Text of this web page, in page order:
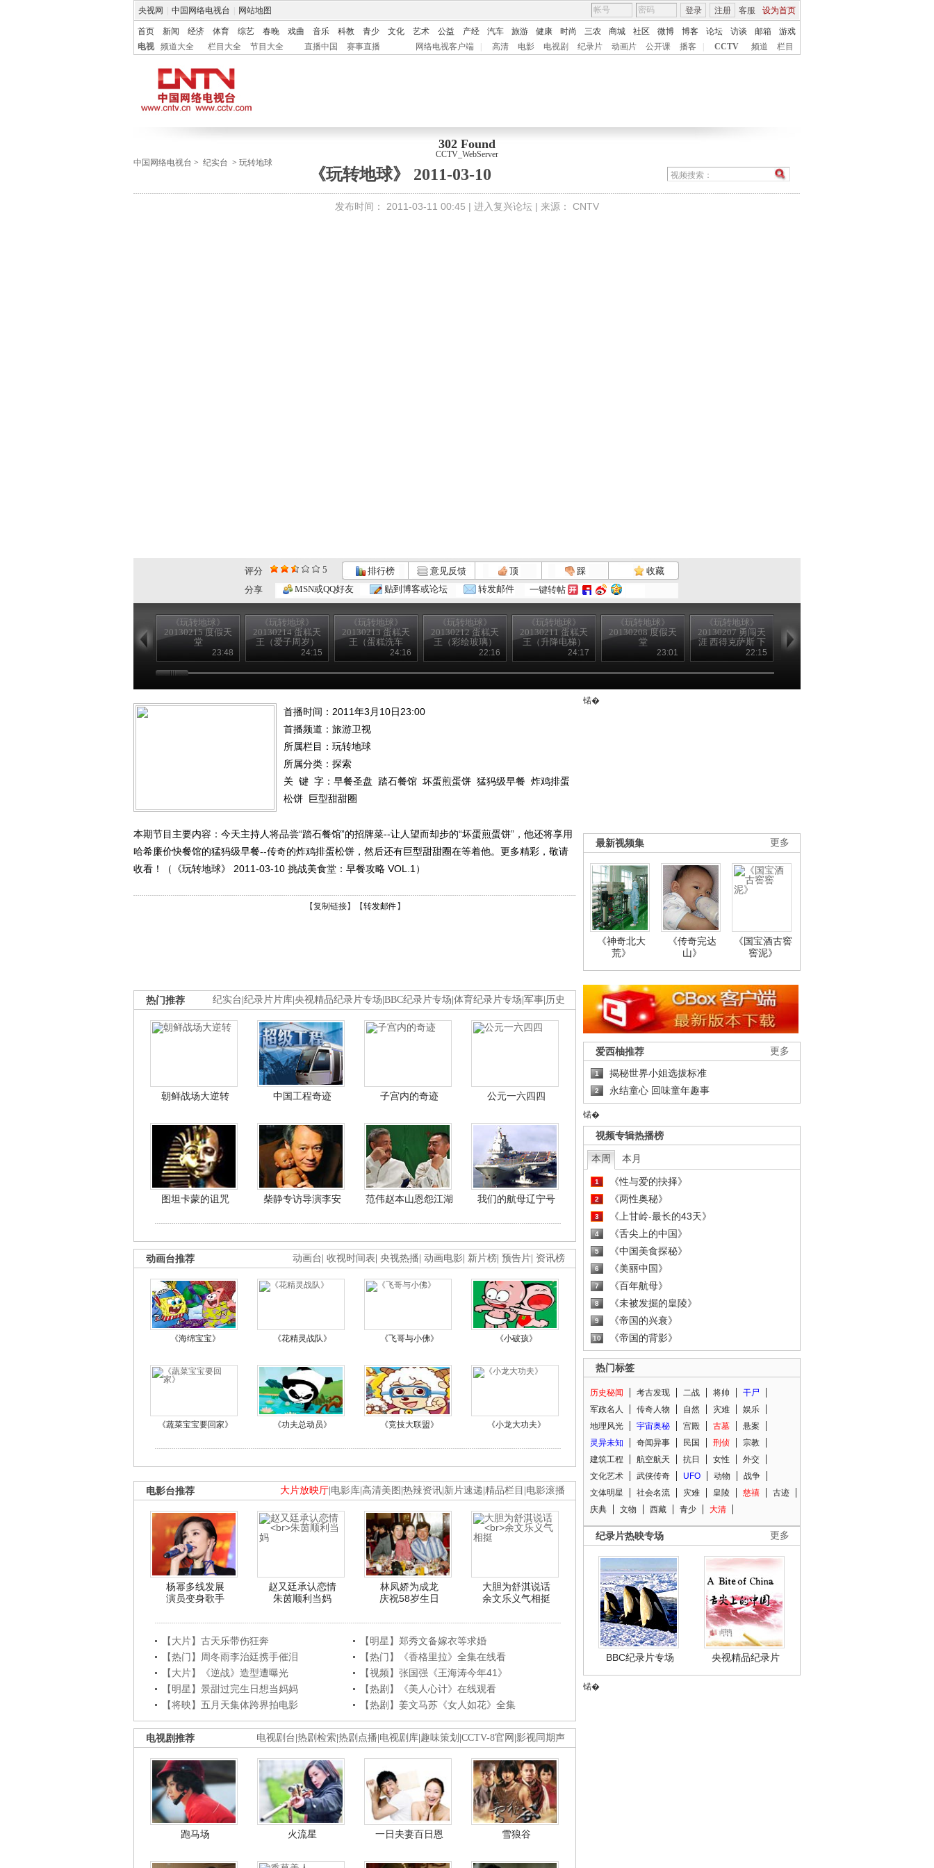
央视网 中国网络电视台 网站地图 客服 设为首页
登录 注册
首页 新闻 经济 体育 综艺 春晚 戏曲 音乐 科教 青少 文化 艺术 公益 产经 汽车 旅游 健康 时尚 三农 商城 社区 微博 博客 论坛 访谈 邮箱
游戏
电视
频道大全 栏目大全 节目大全 直播中国 赛事直播 网络电视客户端 高清 电影 电视剧 纪录片 动画片 公开课 播客 CCTV 频道 栏目
302 Found
CCTV_WebServer
中国网络电视台 > 纪实台 > 玩转地球
《玩转地球》 2011-03-10
发布时间： 2011-03-11 00:45 | 进入复兴论坛 | 来源： CNTV
评分 5 排行榜 意见反馈 顶 踩
收藏
分享
MSN或QQ好友 贴到博客或论坛 转发邮件 一键转帖
《玩转地球》
20130215 度假天
堂
23:48
《玩转地球》
20130214 蛋糕天
王（爱子周岁）
24:15
《玩转地球》
20130213 蛋糕天
王（蛋糕洗车
24:16
《玩转地球》
20130212 蛋糕天
王（彩绘玻璃）
22:16
《玩转地球》
20130211 蛋糕天
王（升降电梯）
24:17
《玩转地球》
20130208 度假天
堂
23:01
《玩转地球》
20130207 勇闯天
涯 西得克萨斯 下
22:15
20130206 勇闯天
首播时间：2011年3月10日23:00
首播频道： 旅游卫视
所属栏目： 玩转地球
所属分类：探索
关 键 字： 早餐圣盘 踏石餐馆 坏蛋煎蛋饼 猛犸级早餐 炸鸡排蛋
松饼 巨型甜甜圈
本期节目主要内容：今天主持人将品尝“踏石餐馆”的招牌菜--让人望而却步的“坏蛋煎蛋饼”，他还将享用
哈希廉价快餐馆的猛犸级早餐--传奇的炸鸡排蛋松饼，然后还有巨型甜甜圈在等着他。更多精彩，敬请
收看！（《玩转地球》 2011-03-10 挑战美食堂：早餐攻略 VOL.1）
【复制链接】【转发邮件 】
纪实台 纪录片片库 央视精品纪录片专场 BBC纪录片专场 体育纪录片专场 军事 历史
热门推荐
朝鲜战场大逆转 中国工程奇迹 子宫内的奇迹 公元一六四四
图坦卡蒙的诅咒 柴静专访导演李安 范伟赵本山恩怨江湖 我们的航母辽宁号
动画台 收视时间表 央视热播 动画电影 新片榜 预告片 资讯榜
动画台推荐
《海绵宝宝》 《花精灵战队》 《飞哥与小佛》 《小破孩》
《蔬菜宝宝要回家》 《功夫总动员》 《竞技大联盟》 《小龙大功夫》
大片放映厅 电影库 高清美图 热辣资讯 新片速递 精品栏目 电影滚播
电影台推荐
杨幂多线发展
演员变身歌手
赵又廷承认恋情
朱茵顺利当妈
林凤娇为成龙
庆祝58岁生日
大胆为舒淇说话
余文乐义气相挺
【大片】古天乐带伤狂奔
【明星】郑秀文备嫁衣等求婚
【热门】周冬雨李治廷携手催泪
【热门】《香格里拉》全集在线看
【大片】《逆战》造型遭曝光
【视频】张国强《王海涛今年41》
【明星】景甜过完生日想当妈妈
【热剧】《美人心计》在线观看
【将映】五月天集体跨界拍电影
【热剧】姜文马苏《女人如花》全集
电视剧台 热剧检索 热剧点播 电视剧库 趣味策划 CCTV-8官网 影视同期声
电视剧推荐
跑马场 火流星 一日夫妻百日恩 雪狼谷
锘�
更多
最新视频集
《神奇北大
荒》
《传奇完达
山》
《国宝酒古窖
窖泥》
更多
爱西柚推荐
1 揭秘世界小姐选拔标准
2 永结童心 回味童年趣事
锘�
视频专辑热播榜
本周 本月
1 《性与爱的抉择》
2 《两性奥秘》
3 《上甘岭-最长的43天》
4 《舌尖上的中国》
5 《中国美食探秘》
6 《美丽中国》
7 《百年航母》
8 《未被发掘的皇陵》
9 《帝国的兴衰》
10 《帝国的背影》
热门标签
历史秘闻 考古发现 二战 将帅
干尸
军政名人
传奇人物 自然 灾难
娱乐
地理风光
宇宙奥秘 宫殿 古墓
悬案
灵异未知
奇闻异事 民国 刑侦
宗教
建筑工程
航空航天 抗日 女性
外交
文化艺术
武侠传奇 UFO 动物
战争
文体明星
社会名流 灾难 皇陵 慈禧
古迹
庆典
文物 西藏 青少 大清
更多
纪录片热映专场
BBC纪录片专场 央视精品纪录片
锘�